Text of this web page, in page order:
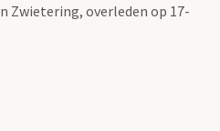
Zwietering, overleden op 17-